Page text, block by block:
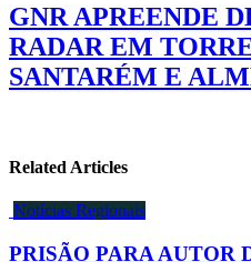
GNR APREENDE
RADAR EM
SANTARÉM E
Related Articles
Notícias Regionais
PRISÃO PARA AUTOR